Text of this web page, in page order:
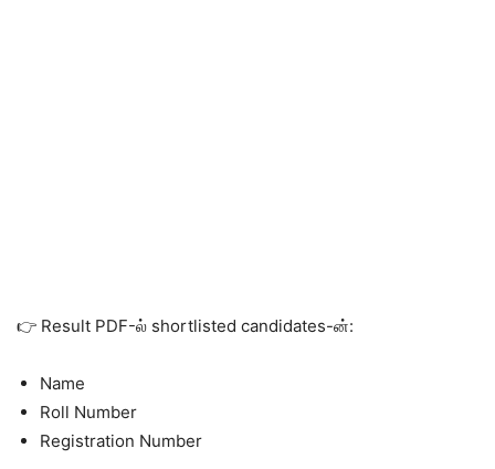
👉 Result PDF-ல் shortlisted candidates-ன்:
Name
Roll Number
Registration Number